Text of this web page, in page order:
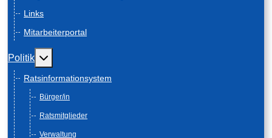
Links
Mitarbeiterportal
Politik Weitere Informationen: Politik
Ratsinformationsystem
Bürger/in
Ratsmitglieder
Verwaltung